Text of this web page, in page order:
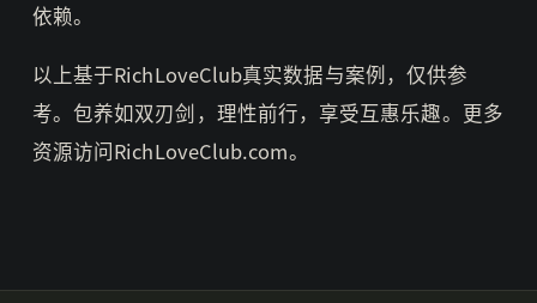
依赖。
以上基于RichLoveClub真实数据与案例，仅供参
考。包养如双刃剑，理性前行，享受互惠乐趣。更多
资源访问RichLoveClub.com。